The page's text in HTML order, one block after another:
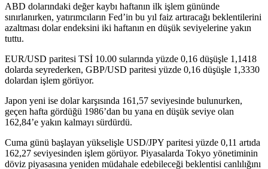
ABD dolarındaki değer kaybı haftanın ilk işlem gününde
sınırlanırken, yatırımcıların Fed’in bu yıl faiz artıracağı beklentilerini
azaltması dolar endeksini iki haftanın en düşük seviyelerine yakın
tuttu.
EUR/USD paritesi TSİ 10.00 sularında yüzde 0,16 düşüşle 1,1418
dolarda seyrederken, GBP/USD paritesi yüzde 0,16 düşüşle 1,3330
dolardan işlem görüyor.
Japon yeni ise dolar karşısında 161,57 seviyesinde bulunurken,
geçen hafta gördüğü 1986’dan bu yana en düşük seviye olan
162,84’e yakın kalmayı sürdürdü.
Cuma günü başlayan yükselişle USD/JPY paritesi yüzde 0,11 artıda
162,27 seviyesinden işlem görüyor. Piyasalarda Tokyo yönetiminin
döviz piyasasına yeniden müdahale edebileceği beklentisi canlılığını